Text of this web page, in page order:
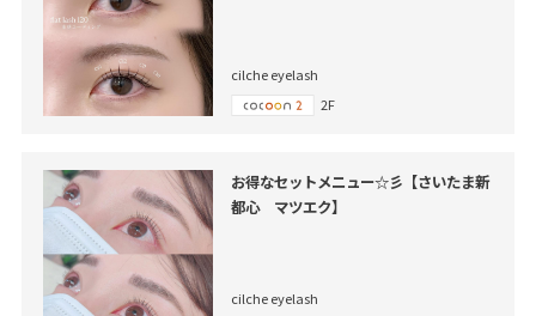
cilche eyelash
2F
お得なセットメニュー☆彡【さいたま新
都心 マツエク】
cilche eyelash